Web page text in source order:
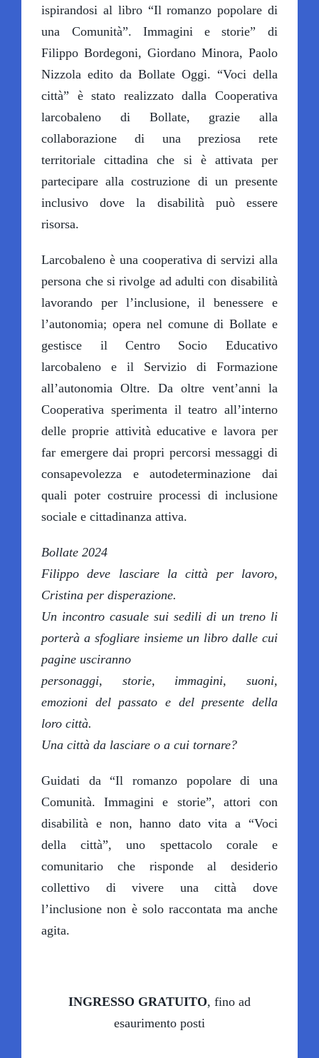
ispirandosi al libro “Il romanzo popolare di
una Comunità”. Immagini e storie” di
Filippo Bordegoni, Giordano Minora, Paolo
Nizzola edito da Bollate Oggi. “Voci della
città” è stato realizzato dalla Cooperativa
larcobaleno di Bollate, grazie alla
collaborazione di una preziosa rete
territoriale cittadina che si è attivata per
partecipare alla costruzione di un presente
inclusivo dove la disabilità può essere
risorsa.
Larcobaleno è una cooperativa di servizi alla
persona che si rivolge ad adulti con disabilità
lavorando per l’inclusione, il benessere e
l’autonomia; opera nel comune di Bollate e
gestisce il Centro Socio Educativo
larcobaleno e il Servizio di Formazione
all’autonomia Oltre. Da oltre vent’anni la
Cooperativa sperimenta il teatro all’interno
delle proprie attività educative e lavora per
far emergere dai propri percorsi messaggi di
consapevolezza e autodeterminazione dai
quali poter costruire processi di inclusione
sociale e cittadinanza attiva.
Bollate 2024
Filippo deve lasciare la città per lavoro,
Cristina per disperazione.
Un incontro casuale sui sedili di un treno li
porterà a sfogliare insieme un libro dalle cui
pagine usciranno
personaggi, storie, immagini, suoni,
emozioni del passato e del presente della
loro città.
Una città da lasciare o a cui tornare?
Guidati da “Il romanzo popolare di una
Comunità. Immagini e storie”, attori con
disabilità e non, hanno dato vita a “Voci
della città”, uno spettacolo corale e
comunitario che risponde al desiderio
collettivo di vivere una città dove
l’inclusione non è solo raccontata ma anche
agita.
INGRESSO GRATUITO, fino ad
esaurimento posti